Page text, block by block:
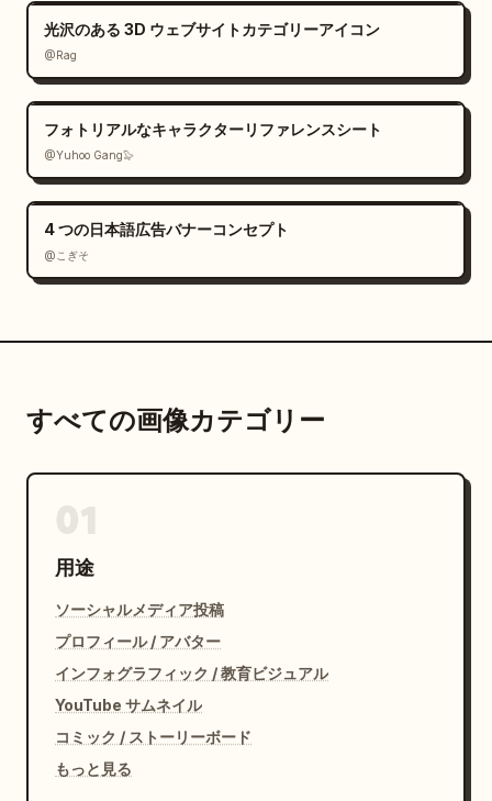
光沢のある 3D ウェブサイトカテゴリーアイコン
@Rag
フォトリアルなキャラクターリファレンスシート
@Yuhoo Gang🦭
4 つの日本語広告バナーコンセプト
@こぎそ
すべての画像カテゴリー
用途
ソーシャルメディア投稿
プロフィール / アバター
インフォグラフィック / 教育ビジュアル
YouTube サムネイル
コミック / ストーリーボード
もっと見る